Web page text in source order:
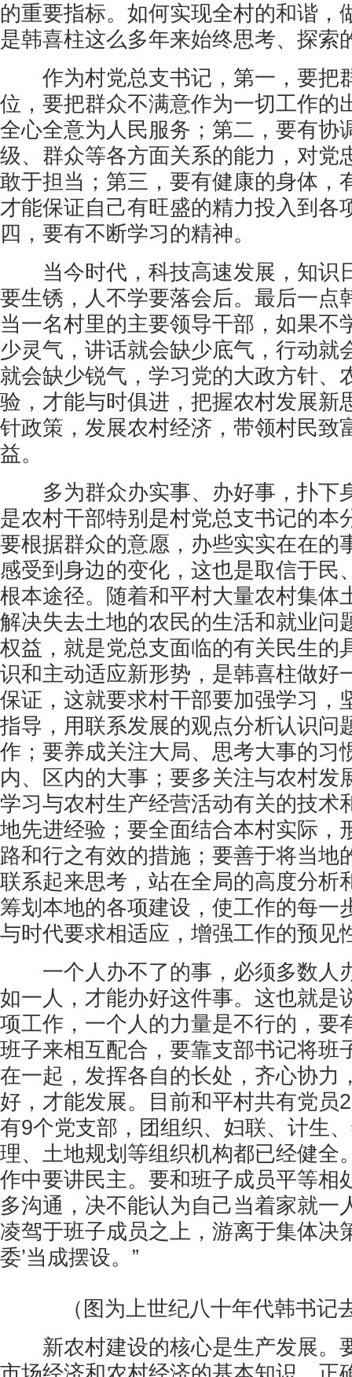
的重要指标。如何实现全村的和谐，
是韩喜柱这么多年来始终思考、探索
作为村党总支书记，第一，要把
位，要把群众不满意作为一切工作的
全心全意为人民服务；第二，要有协
级、群众等各方面关系的能力，对党
敢于担当；第三，要有健康的身体，
才能保证自己有旺盛的精力投入到各
四，要有不断学习的精神。
当今时代，科技高速发展，知识
要生锈，人不学要落会后。最后一点
当一名村里的主要领导干部，如果不
少灵气，讲话就会缺少底气，行动就
就会缺少锐气，学习党的大政方针、
验，才能与时俱进，把握农村发展新
针政策，发展农村经济，带领村民致
益。
多为群众办实事、办好事，扑下
是农村干部特别是村党总支书记的本
要根据群众的意愿，办些实实在在的
感受到身边的变化，这也是取信于民
根本途径。随着和平村大量农村集体
解决失去土地的农民的生活和就业问
权益，就是党总支面临的有关民生的
识和主动适应新形势，是韩喜柱做好
保证，这就要求村干部要加强学习，
指导，用联系发展的观点分析认识问
作；要养成关注大局、思考大事的习
内、区内的大事；要多关注与农村发
学习与农村生产经营活动有关的技术
地先进经验；要全面结合本村实际，
路和行之有效的措施；要善于将当地
联系起来思考，站在全局的高度分析
筹划本地的各项建设，使工作的每一
与时代要求相适应，增强工作的预见
一个人办不了的事，必须多数人
如一人，才能办好这件事。这也就是
项工作，一个人的力量是不行的，要
班子来相互配合，要靠支部书记将班
在一起，发挥各自的长处，齐心协力
好，才能发展。目前和平村共有党员
有9个党支部，团组织、妇联、计生
理、土地规划等组织机构都已经健全
作中要讲民主。要和班子成员平等相
多沟通，决不能认为自己当着家就一
凌驾于班子成员之上，游离于集体决
委’当成摆设。”
（图为上世纪八十年代韩书记
新农村建设的核心是生产发展。